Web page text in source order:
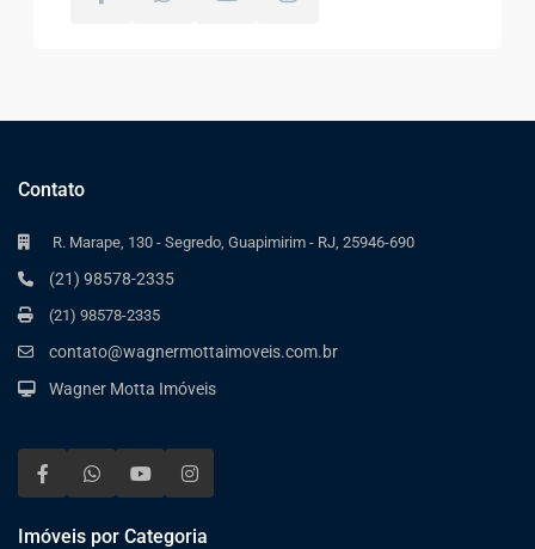
Contato
R. Marape, 130 - Segredo, Guapimirim - RJ, 25946-690
(21) 98578-2335
(21) 98578-2335
contato@wagnermottaimoveis.com.br
Wagner Motta Imóveis
Imóveis por Categoria